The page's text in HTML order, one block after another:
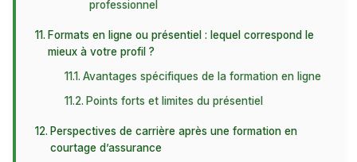
professionnel
Formats en ligne ou présentiel : lequel correspond le
mieux à votre profil ?
Avantages spécifiques de la formation en ligne
Points forts et limites du présentiel
Perspectives de carrière après une formation en
courtage d’assurance